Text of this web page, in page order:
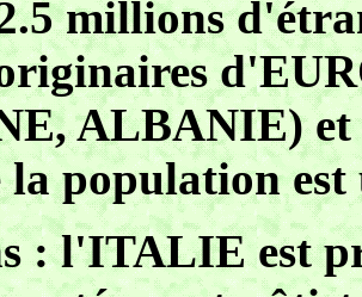
millions
ALBANIE)
la population
: l'ITALIE est